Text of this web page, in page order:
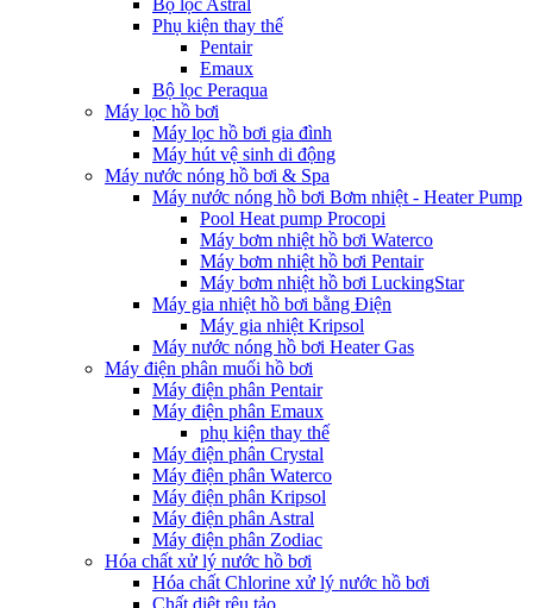
Bộ lọc Astral
Phụ kiện thay thế
Pentair
Emaux
Bộ lọc Peraqua
Máy lọc hồ bơi
Máy lọc hồ bơi gia đình
Máy hút vệ sinh di động
Máy nước nóng hồ bơi & Spa
Máy nước nóng hồ bơi Bơm nhiệt - Heater Pump
Pool Heat pump Procopi
Máy bơm nhiệt hồ bơi Waterco
Máy bơm nhiệt hồ bơi Pentair
Máy bơm nhiệt hồ bơi LuckingStar
Máy gia nhiệt hồ bơi bằng Điện
Máy gia nhiệt Kripsol
Máy nước nóng hồ bơi Heater Gas
Máy điện phân muối hồ bơi
Máy điện phân Pentair
Máy điện phân Emaux
phụ kiện thay thế
Máy điện phân Crystal
Máy điện phân Waterco
Máy điện phân Kripsol
Máy điện phân Astral
Máy điện phân Zodiac
Hóa chất xử lý nước hồ bơi
Hóa chất Chlorine xử lý nước hồ bơi
Chất diệt rêu tảo